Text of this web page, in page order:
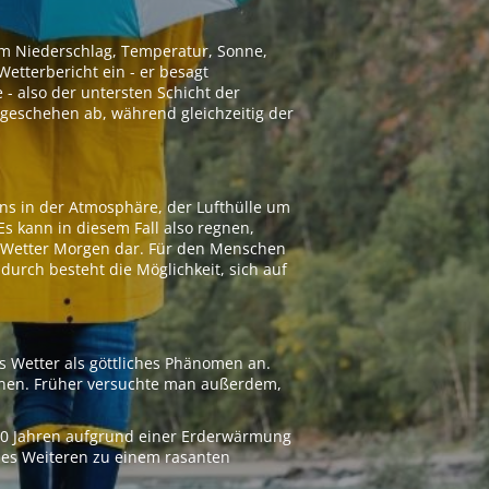
Niederschlag, Temperatur, Sonne,
ein - er besagt
also der untersten Schicht der
ab, während gleichzeitig der
in der Atmosphäre, der Lufthülle um
kann in diesem Fall also regnen,
Morgen dar. Für den Menschen
besteht die Möglichkeit, sich auf
Wetter als göttliches Phänomen an.
Früher versuchte man außerdem,
Jahren aufgrund einer Erderwärmung
Weiteren zu einem rasanten